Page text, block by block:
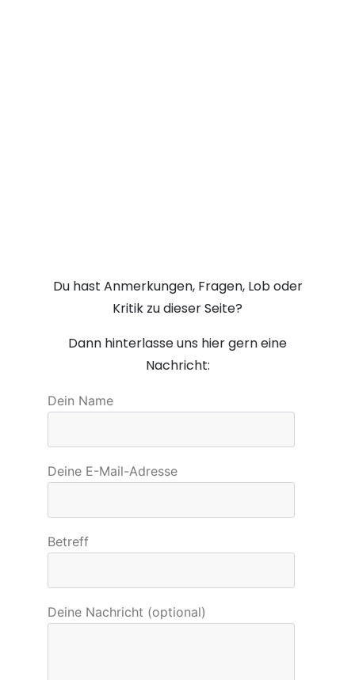
Du hast Anmerkungen, Fragen, Lob oder
Kritik zu dieser Seite?
Dann hinterlasse uns hier gern eine
Nachricht:
Dein Name
Deine E-Mail-Adresse
Betreff
Deine Nachricht (optional)